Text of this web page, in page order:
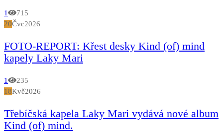
1
715
20Čvc2026
FOTO-REPORT: Křest desky Kind (of) mind
kapely Laky Mari
1
235
18Kvě2026
Třebíčská kapela Laky Mari vydává nové album
Kind (of) mind.